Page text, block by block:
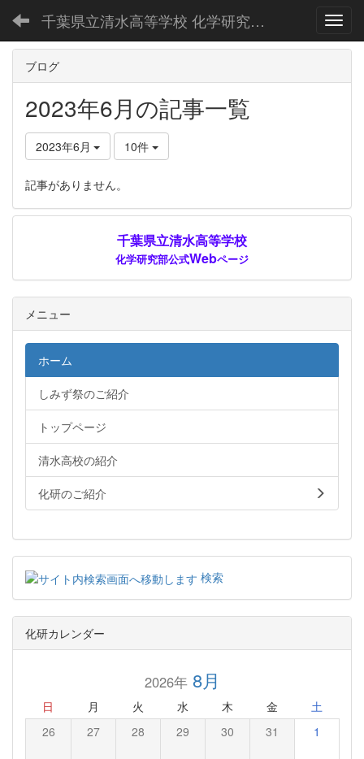
千葉県立清水高等学校 化学研究部公式Webページ
ブログ
2023年6月の記事一覧
2023年6月 10件
記事がありません。
千葉県立清水高等学校
化学研究部公式Webページ
メニュー
ホーム
しみず祭のご紹介
トップページ
清水高校の紹介
化研のご紹介
検索
化研カレンダー
2026年8月
日 月 火 水 木 金 土
26 27 28 29 30 31 1